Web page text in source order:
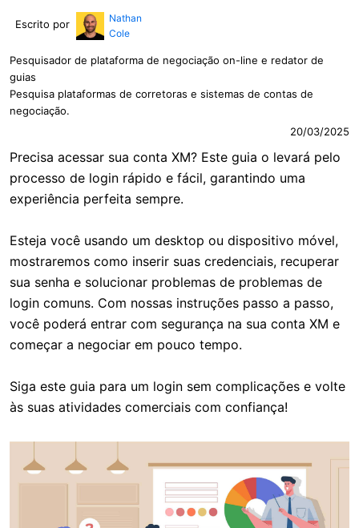
Escrito por
Nathan
Cole
Pesquisador de plataforma de negociação on-line e redator de
guias
Pesquisa plataformas de corretoras e sistemas de contas de
negociação.
20/03/2025
Precisa acessar sua conta XM? Este guia o levará pelo
processo de login rápido e fácil, garantindo uma
experiência perfeita sempre.
Esteja você usando um desktop ou dispositivo móvel,
mostraremos como inserir suas credenciais, recuperar
sua senha e solucionar problemas de problemas de
login comuns. Com nossas instruções passo a passo,
você poderá entrar com segurança na sua conta XM e
começar a negociar em pouco tempo.
Siga este guia para um login sem complicações e volte
às suas atividades comerciais com confiança!